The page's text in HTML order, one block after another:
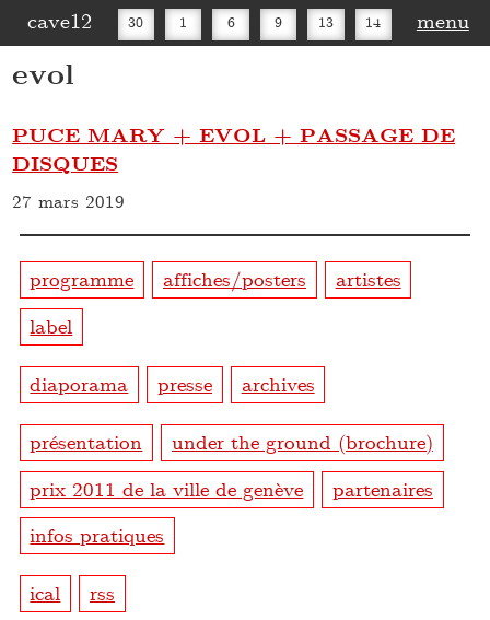
cave12 30 1 6 9 13 14 menu
evol
PUCE MARY + EVOL + PASSAGE DE
DISQUES
27 mars 2019
programme affiches/posters
artistes
label
diaporama presse archives
présentation
under the ground (brochure)
prix 2011 de la ville de genève
partenaires
infos pratiques
ical rss